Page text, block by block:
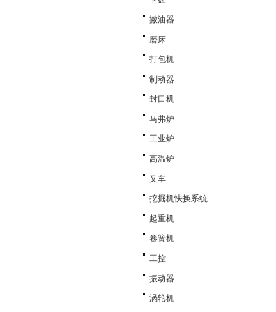
撇油器
磨床
打包机
制动器
封口机
马弗炉
工业炉
高温炉
叉车
挖掘机快换系统
起重机
卷簧机
工控
振动器
涡轮机